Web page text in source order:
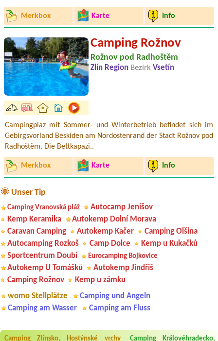
Merkbox Karte Info
Camping Rožnov
Rožnov pod Radhoštěm
Zlín Region Bezirk Vsetín
Campingplaz mit Sommer- und Winterbetrieb befindet sich im
Gebirgsvorland Beskiden am Nordostenrand der Stadt Rožnov pod
Radhoštěm. Die Bettkapazi..
Merkbox Karte Info
🌞 Unser Tip
Camping Vranovská pláž
Autocamp Jenišov
Kemp Keramika
Autokemp Dolní Morava
Caravan Camping
Autokemp Kačer
Camping Olšina
Autocamping Rozkoš
Camp Dolce
Kemp u Kukačků
Sportcentrum Doubí
Eurocamping Bojkovice
Autokemp U Tomášků
Autokemp Jindřiš
Camping Rožnov
Kemp u zámku
womo Stellplätze
Camping und Angeln
Camping am Wasser
Camping am Fluss
Camping Zlínsko, Hostýnské vrchy Camping Královéhradecko,